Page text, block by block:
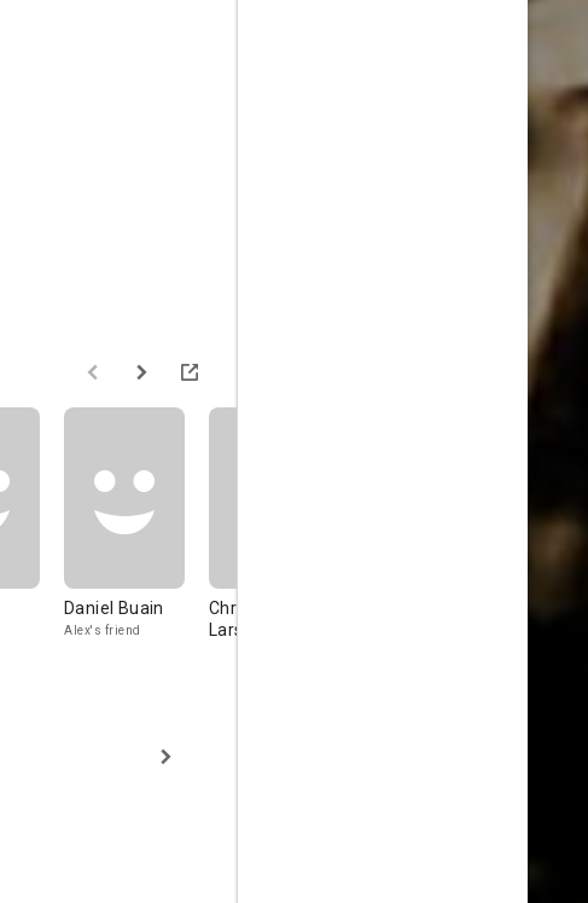
Daniel Buain
Alex's friend
Chrichan
Larson